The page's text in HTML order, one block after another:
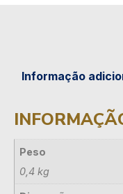
Informação
Peso
0,4 kg